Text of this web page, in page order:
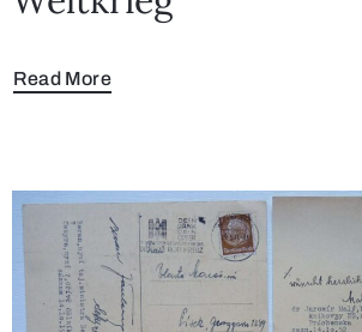
Read More